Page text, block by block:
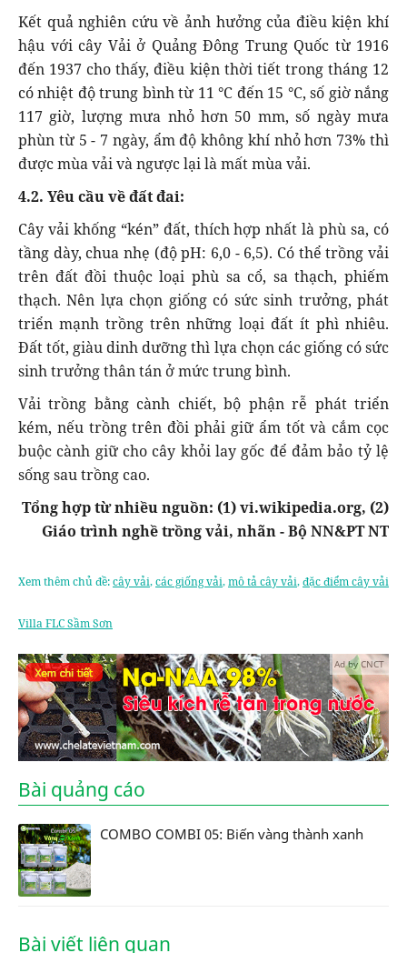
Kết quả nghiên cứu về ảnh hưởng của điều kiện khí
hậu với cây Vải ở Quảng Đông Trung Quốc từ 1916
đến 1937 cho thấy, điều kiện thời tiết trong tháng 12
có nhiệt độ trung bình từ 11 °C đến 15 °C, số giờ nắng
117 giờ, lượng mưa nhỏ hơn 50 mm, số ngày mưa
phùn từ 5 - 7 ngày, ẩm độ không khí nhỏ hơn 73% thì
được mùa vải và ngược lại là mất mùa vải.
4.2. Yêu cầu về đất đai:
Cây vải khống “kén” đất, thích hợp nhất là phù sa, có
tầng dày, chua nhẹ (độ pH: 6,0 - 6,5). Có thể trồng vải
trên đất đồi thuộc loại phù sa cổ, sa thạch, phiếm
thạch. Nên lựa chọn giống có sức sinh trưởng, phát
triển mạnh trồng trên những loại đất ít phì nhiêu.
Đất tốt, giàu dinh dưỡng thì lựa chọn các giống có sức
sinh trưởng thân tán ở mức trung bình.
Vải trồng bằng cành chiết, bộ phận rễ phát triển
kém, nếu trồng trên đồi phải giữ ẩm tốt và cắm cọc
buộc cành giữ cho cây khỏi lay gốc để đảm bảo tỷ lệ
sống sau trồng cao.
Tổng hợp từ nhiều nguồn: (1) vi.wikipedia.org, (2)
Giáo trình nghề trồng vải, nhãn - Bộ NN&PT NT
Xem thêm chủ đề:cây vải,các giống vải,mô tả cây vải,đặc điểm cây vải
Villa FLC Sầm Sơn
Ad by CNCT
Bài quảng cáo
COMBO COMBI 05: Biến vàng thành xanh
Bài viết liên quan